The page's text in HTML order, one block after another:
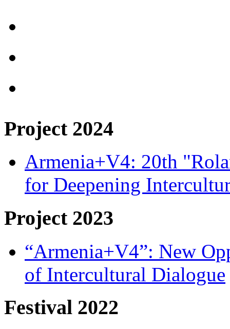
Project 2024
Armenia+V4: 20th
for Deepening
Project 2023
“Armenia+V4”: New
of Intercultural Dialogue
Festival 2022